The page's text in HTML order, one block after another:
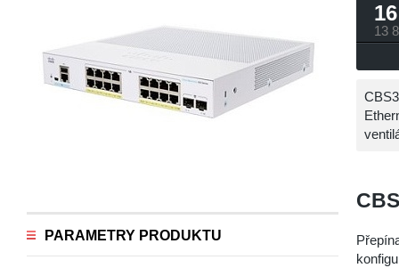
PARAMETRY PRODUKTU
13